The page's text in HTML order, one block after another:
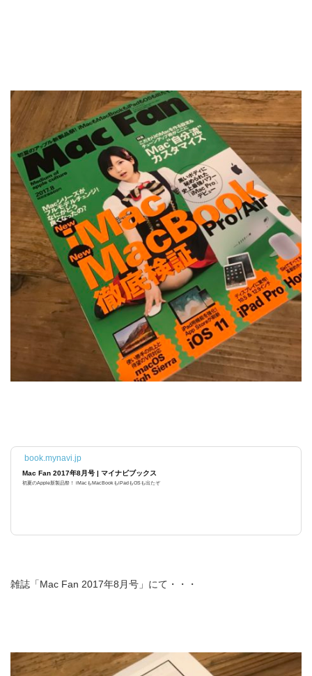
book.mynavi.jp
Mac Fan 2017年8月号 | マイナビブックス
初夏のApple新製品祭！ iMacもMacBookもiPadもOSも出たぞ
雑誌「Mac Fan 2017年8月号」にて・・・